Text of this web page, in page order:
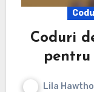
Coduri
Lila